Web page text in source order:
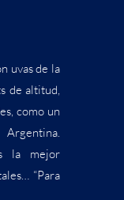
uvas de la
de altitud,
como un
la mejor
“Para